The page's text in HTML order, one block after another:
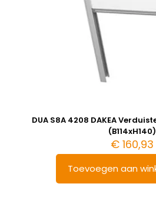
DUA S8A 4208 DAKEA
(B114xH140)
€160,93
Toevoegen aan